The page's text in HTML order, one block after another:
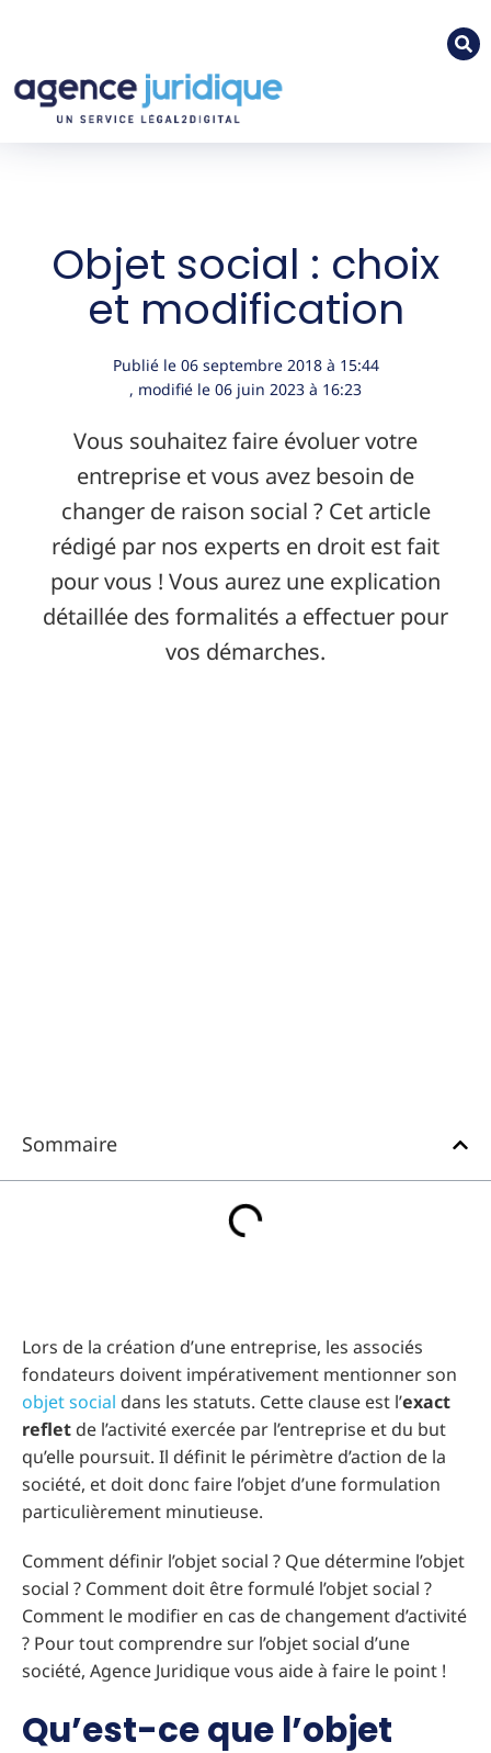
Objet social : choix
et modification
Publié le 06 septembre 2018à 15:44
, modifié le 06 juin 2023 à 16:23
Vous souhaitez faire évoluer votre
entreprise et vous avez besoin de
changer de raison social ? Cet article
rédigé par nos experts en droit est fait
pour vous ! Vous aurez une explication
détaillée des formalités a effectuer pour
vos démarches.
Sommaire
Lors de la création d’une entreprise, les associés
fondateurs doivent impérativement mentionner son
objet social dans les statuts. Cette clause est l’exact
reflet de l’activité exercée par l’entreprise et du but
qu’elle poursuit. Il définit le périmètre d’action de la
société, et doit donc faire l’objet d’une formulation
particulièrement minutieuse.
Comment définir l’objet social ? Que détermine l’objet
social ? Comment doit être formulé l’objet social ?
Comment le modifier en cas de changement d’activité
? Pour tout comprendre sur l’objet social d’une
société, Agence Juridique vous aide à faire le point !
Qu’est-ce que l’objet